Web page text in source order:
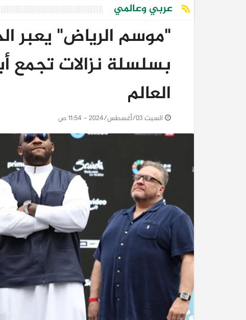
عربي وعالمي
"موسم الرياض" يعبر
بسلسلة نزالات تجمع
العالم
السبت 03/أغسطس/2024 - 11:54 ص